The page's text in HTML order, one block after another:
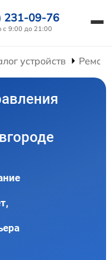
231-09-76
с 9:00 до 21:00
устройств